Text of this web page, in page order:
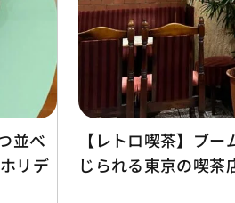
並べ
リデ
【レトロ喫茶】ブ
じられる東京の喫茶